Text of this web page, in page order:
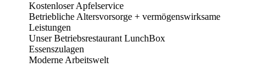
Kostenloser Apfelservice
Betriebliche Altersvorsorge + vermögenswirksame
Leistungen
Unser Betriebsrestaurant LunchBox
Essenszulagen
Moderne Arbeitswelt